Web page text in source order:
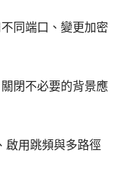
同端口、變更加密
閉不必要的背景應
啟用跳頻與多路徑